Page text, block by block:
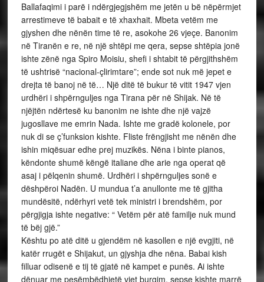
Ballafaqimi i parë i ndërgjegjshëm me jetën u bë nëpërmjet
arrestimeve të babait e të xhaxhait. Mbeta vetëm me
gjyshen dhe nënën time të re, asokohe 26 vjeçe. Banonim
në Tiranën e re, në një shtëpi me qera, sepse shtëpia jonë
ishte zënë nga Spiro Moisiu, shefi i shtabit të përgjithshëm
të ushtrisë “nacional-çlirimtare”; ende sot nuk më jepet e
drejta të banoj në të… Një ditë të bukur të vitit 1947 vjen
urdhëri i shpërnguljes nga Tirana për në Shijak. Në të
njëjtën ndërtesë ku banonim ne ishte dhe një vajzë
jugosllave me emrin Nada. Ishte me gradë kolonele, por
nuk di se ç’funksion kishte. Fliste frëngjisht me nënën dhe
ishin miqësuar edhe prej muzikës. Nëna i binte pianos,
këndonte shumë këngë italiane dhe arie nga operat që
asaj i pëlqenin shumë. Urdhëri i shpërnguljes sonë e
dëshpëroi Nadën. U mundua t’a anullonte me të gjitha
mundësitë, ndërhyri vetë tek ministri i brendshëm, por
përgjigja ishte negative: “ Vetëm për atë familje nuk mund
të bëj gjë.”
Kështu po atë ditë u gjendëm në kasollen e një evgjiti, në
katër rrugët e Shijakut, un gjyshja dhe nëna. Babai kish
filluar odisenë e tij të gjatë në kampet e punës. Ai ishte
dënuar me pesëmbëdhjetë vjet burgim, sepse kishte marrë